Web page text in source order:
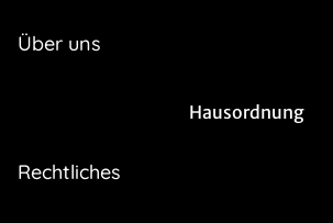
Über uns
Hausordnung
Rechtliches